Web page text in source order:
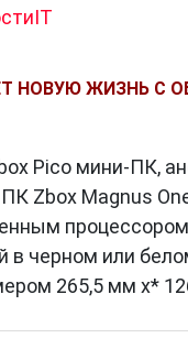
НОВУЮ ЖИЗНЬ С
Pico мини-ПК,
Zbox Magnus
черном или
265,5 мм x*